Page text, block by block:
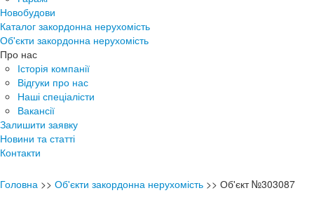
Новобудови
Каталог закордонна нерухомість
Об'єкти закордонна нерухомість
Про нас
Історія компанії
Відгуки про нас
Наші спеціалісти
Вакансії
Залишити заявку
Новини та статті
Контакти
Головна >> Об'єкти закордонна нерухомість >> Об'єкт №303087